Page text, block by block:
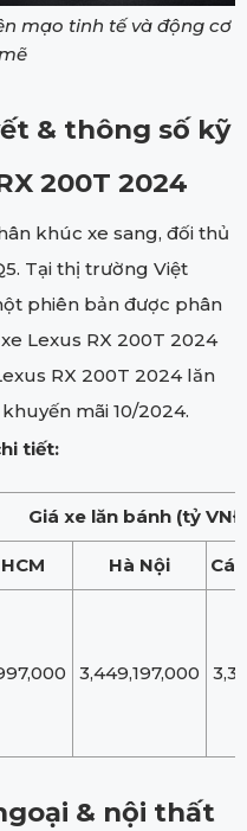
mạo tinh tế và động cơ
& thông số kỹ
200T 2024
khúc xe sang, đối thủ
Tại thị trường Việt
phiên bản được phân
Lexus RX 200T 2024
RX 200T 2024 lăn
mãi 10/2024.
tiết:
Giá xe lăn bánh (tỷ
Hà Nội
3,449,197,000
& nội thất